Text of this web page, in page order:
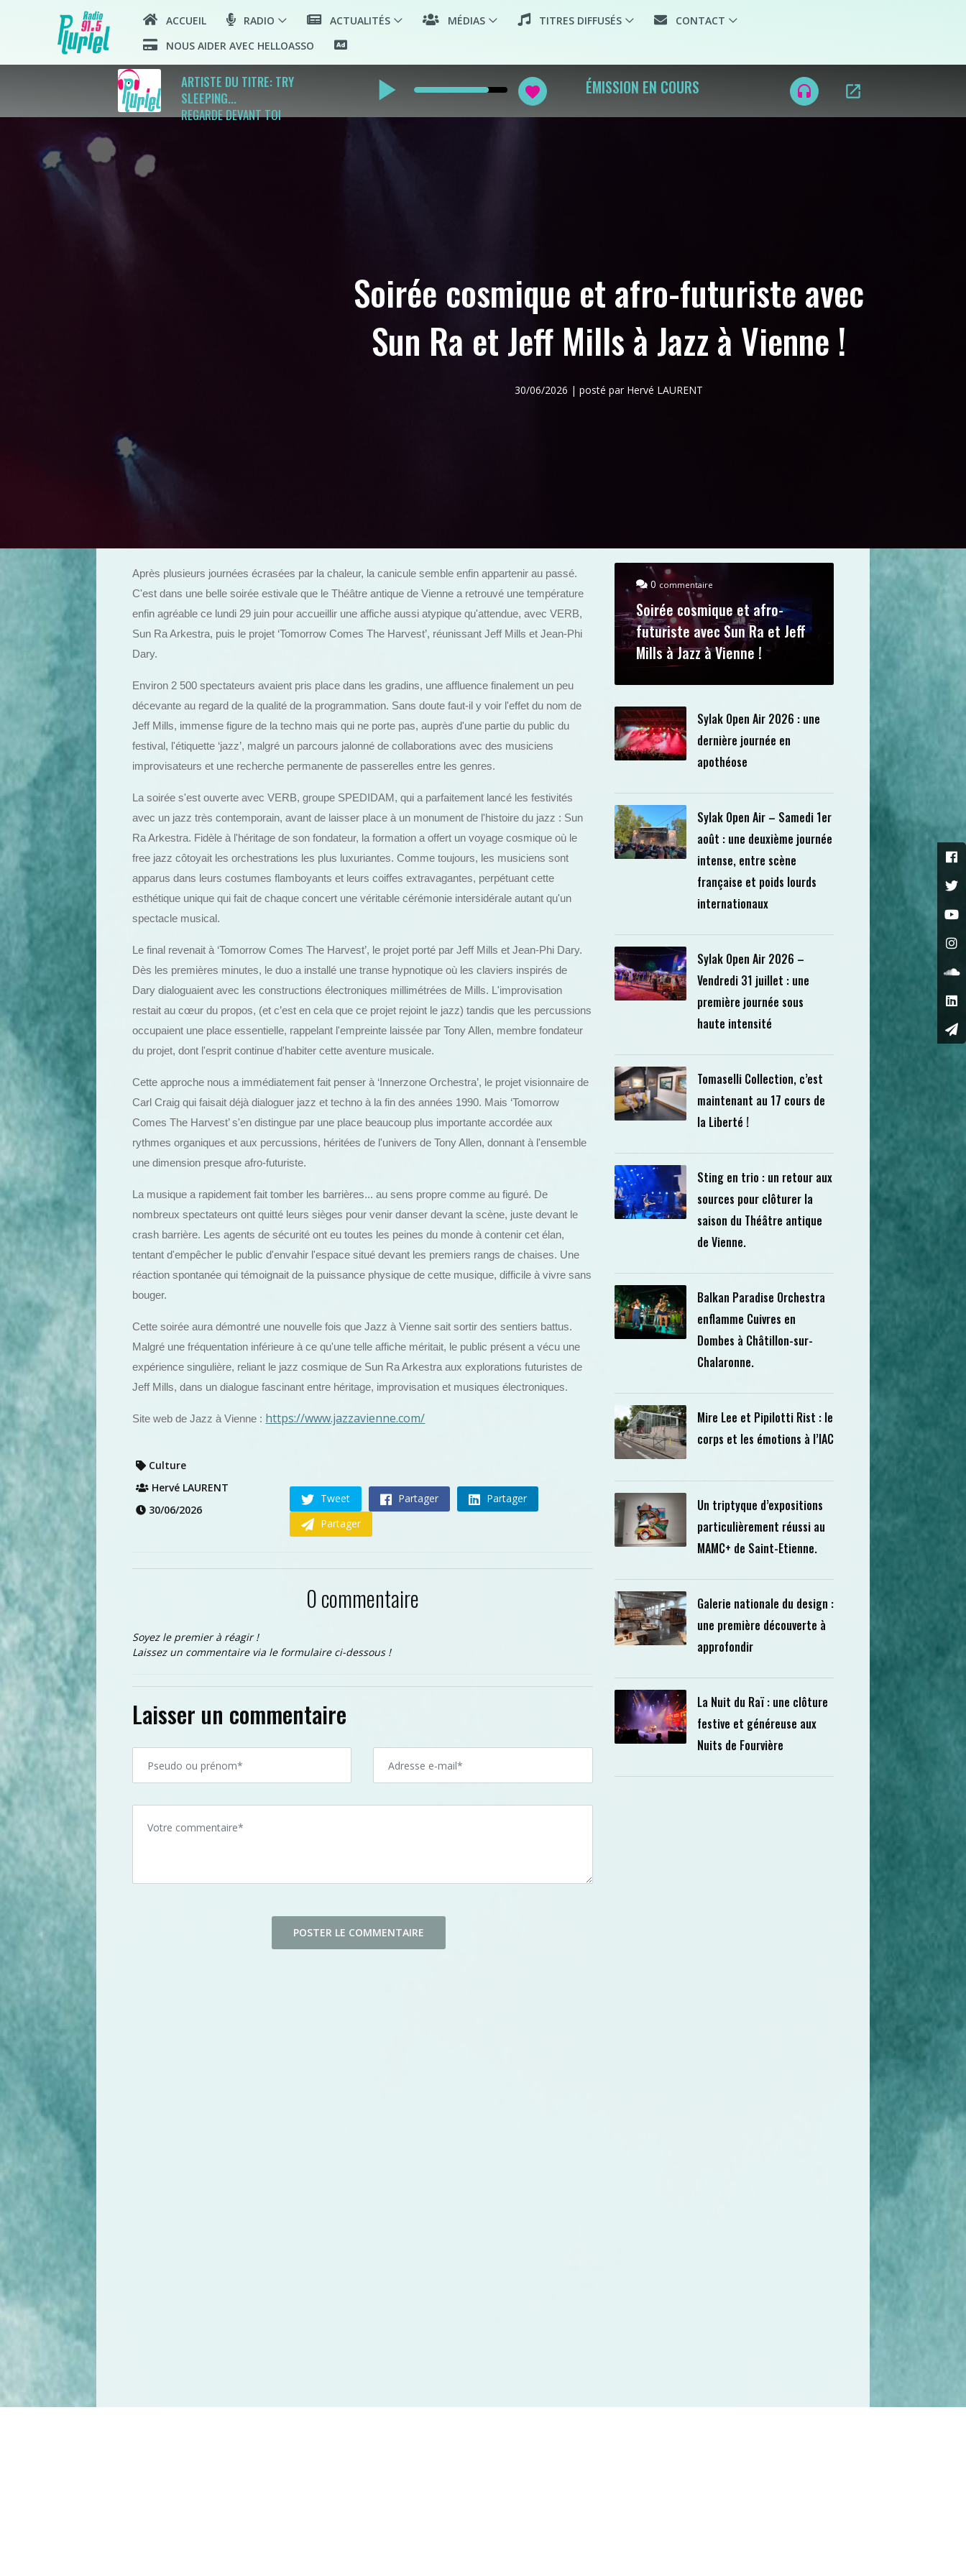
ACCUEIL RADIO ACTUALITÉS MÉDIAS TITRES DIFFUSÉS
CONTACT
NOUS AIDER AVEC HELLOASSO
ARTISTE DU TITRE: TRY
SLEEPING...
REGARDE DEVANT TOI
play_arrow favorite ÉMISSION EN COURS headset open_in_new
Soirée cosmique et afro-futuriste avec
Sun Ra et Jeff Mills à Jazz à Vienne !
30/06/2026 | posté par Hervé LAURENT
Après plusieurs journées écrasées par la chaleur, la canicule semble enfin appartenir au passé.
C'est dans une belle soirée estivale que le Théâtre antique de Vienne a retrouvé une température
enfin agréable ce lundi 29 juin pour accueillir une affiche aussi atypique qu'attendue, avec VERB,
Sun Ra Arkestra, puis le projet ‘Tomorrow Comes The Harvest’, réunissant Jeff Mills et Jean-Phi
Dary.
Environ 2 500 spectateurs avaient pris place dans les gradins, une affluence finalement un peu
décevante au regard de la qualité de la programmation. Sans doute faut-il y voir l'effet du nom de
Jeff Mills, immense figure de la techno mais qui ne porte pas, auprès d'une partie du public du
festival, l'étiquette ‘jazz’, malgré un parcours jalonné de collaborations avec des musiciens
improvisateurs et une recherche permanente de passerelles entre les genres.
La soirée s'est ouverte avec VERB, groupe SPEDIDAM, qui a parfaitement lancé les festivités
avec un jazz très contemporain, avant de laisser place à un monument de l'histoire du jazz : Sun
Ra Arkestra. Fidèle à l'héritage de son fondateur, la formation a offert un voyage cosmique où le
free jazz côtoyait les orchestrations les plus luxuriantes. Comme toujours, les musiciens sont
apparus dans leurs costumes flamboyants et leurs coiffes extravagantes, perpétuant cette
esthétique unique qui fait de chaque concert une véritable cérémonie intersidérale autant qu'un
spectacle musical.
Le final revenait à ‘Tomorrow Comes The Harvest’, le projet porté par Jeff Mills et Jean-Phi Dary.
Dès les premières minutes, le duo a installé une transe hypnotique où les claviers inspirés de
Dary dialoguaient avec les constructions électroniques millimétrées de Mills. L'improvisation
restait au cœur du propos, (et c’est en cela que ce projet rejoint le jazz) tandis que les percussions
occupaient une place essentielle, rappelant l'empreinte laissée par Tony Allen, membre fondateur
du projet, dont l'esprit continue d'habiter cette aventure musicale.
Cette approche nous a immédiatement fait penser à ‘Innerzone Orchestra’, le projet visionnaire de
Carl Craig qui faisait déjà dialoguer jazz et techno à la fin des années 1990. Mais ‘Tomorrow
Comes The Harvest’ s'en distingue par une place beaucoup plus importante accordée aux
rythmes organiques et aux percussions, héritées de l'univers de Tony Allen, donnant à l'ensemble
une dimension presque afro-futuriste.
La musique a rapidement fait tomber les barrières... au sens propre comme au figuré. De
nombreux spectateurs ont quitté leurs sièges pour venir danser devant la scène, juste devant le
crash barrière. Les agents de sécurité ont eu toutes les peines du monde à contenir cet élan,
tentant d'empêcher le public d'envahir l'espace situé devant les premiers rangs de chaises. Une
réaction spontanée qui témoignait de la puissance physique de cette musique, difficile à vivre sans
bouger.
Cette soirée aura démontré une nouvelle fois que Jazz à Vienne sait sortir des sentiers battus.
Malgré une fréquentation inférieure à ce qu'une telle affiche méritait, le public présent a vécu une
expérience singulière, reliant le jazz cosmique de Sun Ra Arkestra aux explorations futuristes de
Jeff Mills, dans un dialogue fascinant entre héritage, improvisation et musiques électroniques.
Site web de Jazz à Vienne : https://www.jazzavienne.com/
Culture
Hervé LAURENT
30/06/2026
Tweet Partager
Partager
Partager
0 commentaire
Soyez le premier à réagir !
Laissez un commentaire via le formulaire ci-dessous !
Laisser un commentaire
0 commentaire
Soirée cosmique et afro-
futuriste avec Sun Ra et Jeff
Mills à Jazz à Vienne !
Sylak Open Air 2026 : une
dernière journée en
apothéose
Sylak Open Air – Samedi 1er
août : une deuxième journée
intense, entre scène
française et poids lourds
internationaux
Sylak Open Air 2026 –
Vendredi 31 juillet : une
première journée sous
haute intensité
Tomaselli Collection, c’est
maintenant au 17 cours de
la Liberté !
Sting en trio : un retour aux
sources pour clôturer la
saison du Théâtre antique
de Vienne.
Balkan Paradise Orchestra
enflamme Cuivres en
Dombes à Châtillon-sur-
Chalaronne.
Mire Lee et Pipilotti Rist : le
corps et les émotions à l’IAC
Un triptyque d’expositions
particulièrement réussi au
MAMC+ de Saint-Etienne.
Galerie nationale du design :
une première découverte à
approfondir
La Nuit du Raï : une clôture
festive et généreuse aux
Nuits de Fourvière